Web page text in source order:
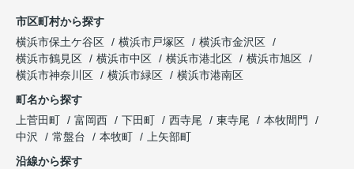
市区町村から探す
横浜市保土ケ谷区
横浜市戸塚区
横浜市金沢区
横浜市鶴見区
横浜市中区 横浜市港北区
横浜市旭区
横浜市神奈川区
横浜市緑区
横浜市港南区
町名から探す
上菅田町
富岡西 下田町 西寺尾 東寺尾
本牧間門
中沢
常盤台 本牧町
上矢部町
沿線から探す